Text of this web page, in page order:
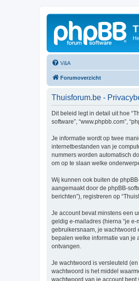
V&A
Forumoverzicht
Thuisforum.be -
Dit beleid legt in detail uit hoe
software”, “www.phpbb.com”,
Je informatie wordt op twee
internetbestanden van je
nummers worden automatisch
om op te slaan welke
Wij kunnen ook buiten de
aangemaakt door de phpBB-
berichten”), registreren op
Je account bevat minstens een
geldig e-mailadres (hierna “je e-
gebruikersnaam, je wachtwoord
bepalen welke informatie van je
ontvangen.
Je wachtwoord is versleuteld
wachtwoord is het middel
wachtwoord van je account bent